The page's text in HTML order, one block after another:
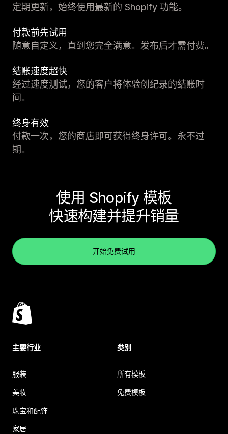
定期更新，始终使用最新的 Shopify 功能。
付款前先试用
随意自定义，直到您完全满意。发布后才需付费。
结账速度超快
经过速度测试，您的客户将体验创纪录的结账时
间。
终身有效
付款一次，您的商店即可获得终身许可。永不过
期。
使用 Shopify 模板
快速构建并提升销量
开始免费试用
主要行业
服装
美妆
珠宝和配饰
家居
类别
所有模板
免费模板